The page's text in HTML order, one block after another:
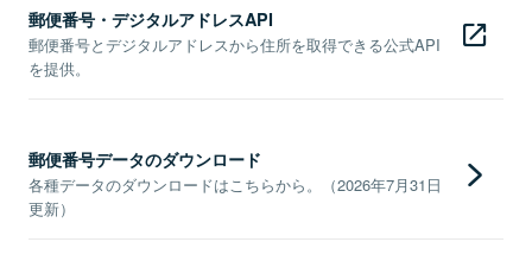
郵便番号・デジタルアドレスAPI
郵便番号とデジタルアドレスから住所を取得できる公式API
を提供。
郵便番号データのダウンロード
各種データのダウンロードはこちらから。（2026年7月31日
更新）